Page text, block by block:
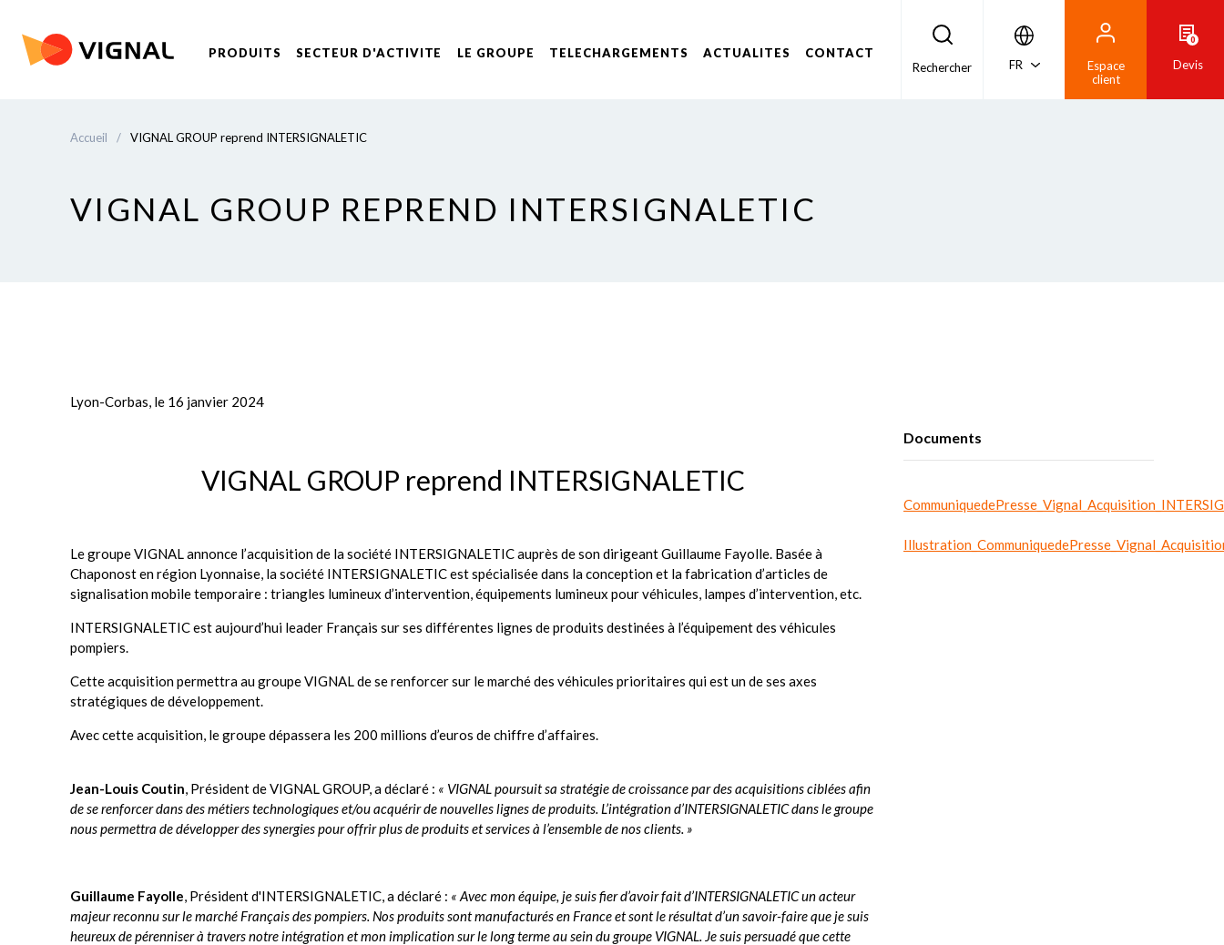
PRODUITS SECTEUR D'ACTIVITE LE GROUPE TELECHARGEMENTS ACTUALITES
CONTACT
Rechercher
FR
Espace
client
0
Devis
Accueil / VIGNAL GROUP reprend INTERSIGNALETIC
VIGNAL GROUP REPREND INTERSIGNALETIC
Lyon-Corbas, le 16 janvier 2024
VIGNAL GROUP reprend INTERSIGNALETIC
Le groupe VIGNAL annonce l’acquisition de la société INTERSIGNALETIC auprès de son dirigeant Guillaume Fayolle. Basée à
Chaponost en région Lyonnaise, la société INTERSIGNALETIC est spécialisée dans la conception et la fabrication d’articles de
signalisation mobile temporaire : triangles lumineux d’intervention, équipements lumineux pour véhicules, lampes d’intervention, etc.
INTERSIGNALETIC est aujourd’hui leader Français sur ses différentes lignes de produits destinées à l’équipement des véhicules
pompiers.
Cette acquisition permettra au groupe VIGNAL de se renforcer sur le marché des véhicules prioritaires qui est un de ses axes
stratégiques de développement.
Avec cette acquisition, le groupe dépassera les 200 millions d’euros de chiffre d’affaires.
Jean-Louis Coutin, Président de VIGNAL GROUP, a déclaré : « VIGNAL poursuit sa stratégie de croissance par des acquisitions ciblées afin
de se renforcer dans des métiers technologiques et/ou acquérir de nouvelles lignes de produits. L’intégration d’INTERSIGNALETIC dans le groupe
nous permettra de développer des synergies pour offrir plus de produits et services à l’ensemble de nos clients. »
Guillaume Fayolle, Président d'INTERSIGNALETIC, a déclaré : « Avec mon équipe, je suis fier d’avoir fait d’INTERSIGNALETIC un acteur
majeur reconnu sur le marché Français des pompiers. Nos produits sont manufacturés en France et sont le résultat d’un savoir-faire que je suis
heureux de pérenniser à travers notre intégration et mon implication sur le long terme au sein du groupe VIGNAL. Je suis persuadé que cette
Documents